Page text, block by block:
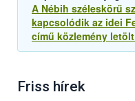
A Nébih széleskörű
kapcsolódik az idei
című közlemény
Friss hírek